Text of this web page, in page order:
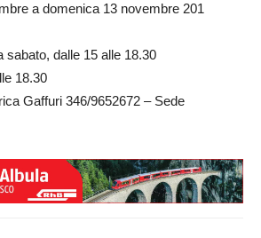
a domenica 13 novembre 201
sabato, dalle 15 alle 18.30
18.30
Gaffuri 346/9652672 – Sede